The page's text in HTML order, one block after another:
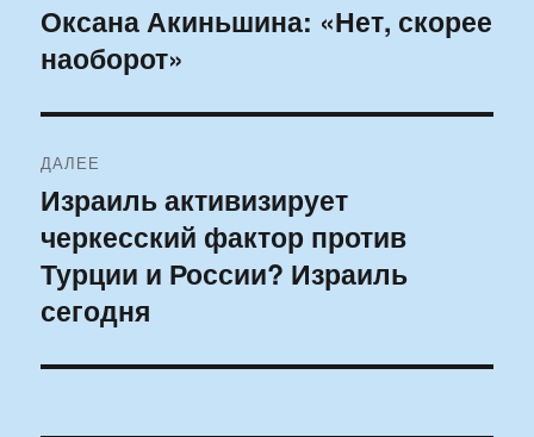
по
записям
Предыдущая
запись:
Оксана Акиньшина: «Нет, скорее
наоборот»
ДАЛЕЕ
Следующая
запись:
Израиль активизирует
черкесский фактор против
Турции и России? Израиль
сегодня